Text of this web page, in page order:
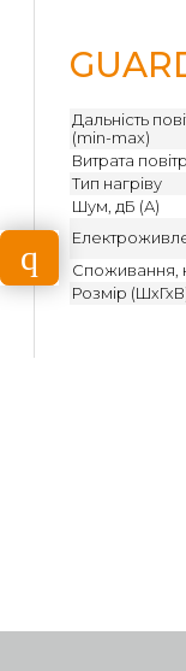
Дальність
(min-max)
Витрата
Тип нагріву
Шум, дБ (А)
Споживання,
Розмір